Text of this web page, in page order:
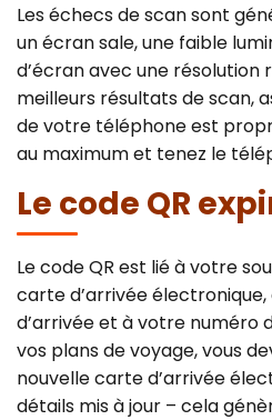
Les échecs de scan sont
un écran sale, une faible
d’écran avec une résolution
meilleurs résultats de scan,
de votre téléphone est
au maximum et tenez le
Le code QR
Le code QR est lié à votre
carte d’arrivée
d’arrivée et à votre numéro
vos plans de voyage, vous
nouvelle carte d’arrivée
détails mis à jour – cela